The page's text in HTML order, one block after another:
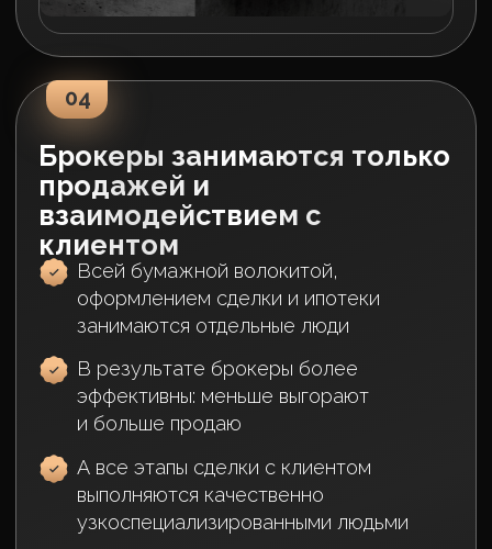
25%
Сколько вам лет?
Далее